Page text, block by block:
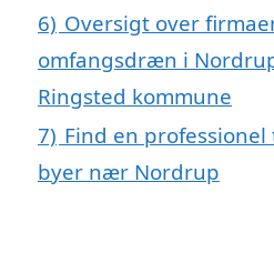
6) Oversigt over
omfangsdræn i
Ringsted kommune
7) Find en
byer nær Nordrup